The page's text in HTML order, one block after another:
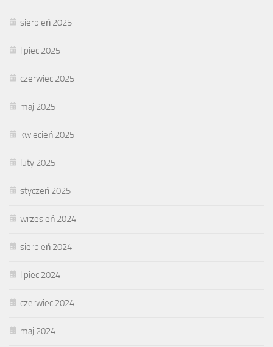
sierpień 2025
lipiec 2025
czerwiec 2025
maj 2025
kwiecień 2025
luty 2025
styczeń 2025
wrzesień 2024
sierpień 2024
lipiec 2024
czerwiec 2024
maj 2024